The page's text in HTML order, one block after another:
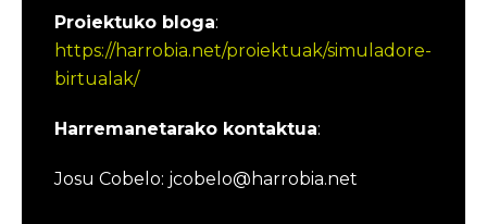
Proiektuko bloga:
https://harrobia.net/proiektuak/simuladore-
birtualak/
Harremanetarako kontaktua:
Josu Cobelo: jcobelo@harrobia.net